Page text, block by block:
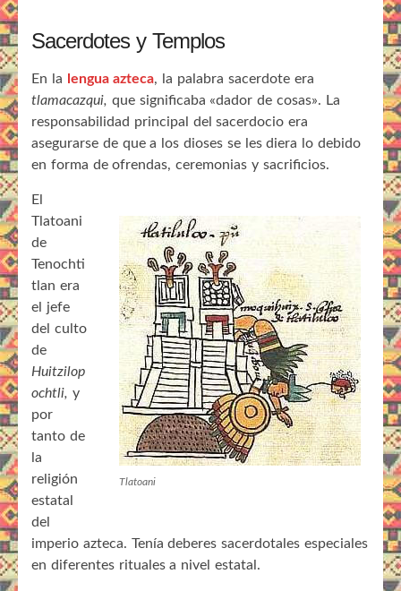
Sacerdotes y Templos
En la lengua azteca, la palabra sacerdote era
tlamacazqui, que significaba «dador de cosas». La
responsabilidad principal del sacerdocio era
asegurarse de que a los dioses se les diera lo debido
en forma de ofrendas, ceremonias y sacrificios.
Tlatoani
El
Tlatoani
de
Tenochti
tlan era
el jefe
del culto
de
Huitzilop
ochtli, y
por
tanto de
la
religión
estatal
del
imperio azteca. Tenía deberes sacerdotales especiales
en diferentes rituales a nivel estatal.